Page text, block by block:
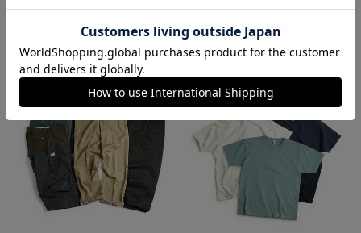
半袖 ガーメントダイ ポケットTシ
ツ MADE IN USA